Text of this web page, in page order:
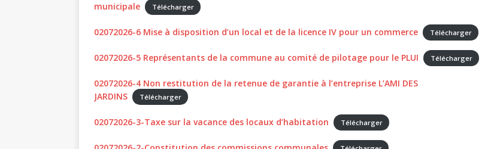
municipale
Télécharger
02072026-6 Mise à disposition d’un local et de la licence IV pour un commerce Télécharger
02072026-5 Représentants de la commune au comité de pilotage pour le PLUI Télécharger
02072026-4 Non restitution de la retenue de garantie à l’entreprise L’AMI DES
JARDINS
Télécharger
02072026-3-Taxe sur la vacance des locaux d’habitation Télécharger